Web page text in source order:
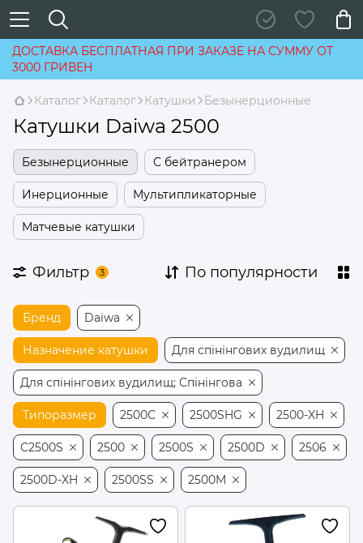
ДОСТАВКА БЕСПЛАТНАЯ ПРИ ЗАКАЗЕ НА СУММУ ОТ
3000 ГРИВЕН
Каталог Каталог Катушки Безынерционные
Катушки Daiwa 2500
Безынерционные С бейтранером
Инерционные Мультипликаторные
Матчевые катушки
Фильтр 3 По популярности
Бренд Daiwa
Назначение катушки Для спінінгових вудилищ
Для спінінгових вудилищ; Спінінгова
Типоразмер 2500C 2500SHG 2500-XH
C2500S 2500 2500S 2500D 2506
2500D-XH 2500SS 2500M